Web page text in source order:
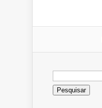
Pesquisar
por: